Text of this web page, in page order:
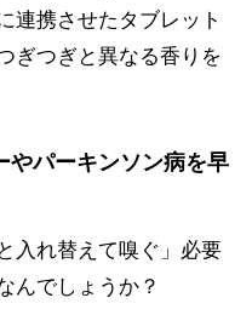
連携させたタブレット
ぎつぎと異なる香りを
やパーキンソン病を早
入れ替えて嗅ぐ」必要
んでしょうか？